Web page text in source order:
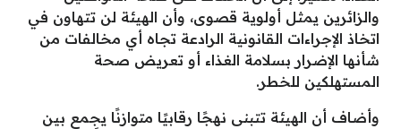
والزائرين يمثل أولوية قصوى، وأن الهيئة لن تتهاون في
اتخاذ الإجراءات القانونية الرادعة تجاه أي مخالفات من
شأنها الإضرار بسلامة الغذاء أو تعريض صحة
المستهلكين للخطر.
وأضاف أن الهيئة تتبنى نهجًا رقابيًا متوازنًا يجمع بين